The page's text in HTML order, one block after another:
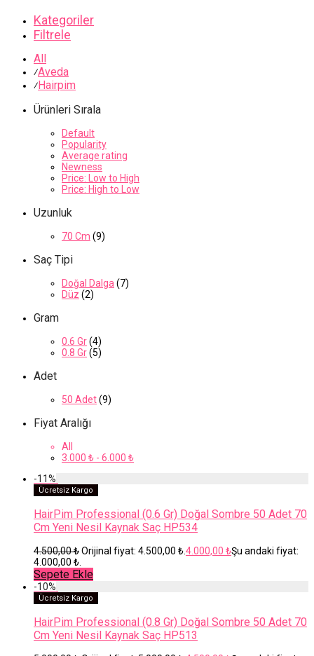
Kategoriler
Filtrele
All
⁄Aveda
⁄Hairpim
Ürünleri Sırala
Default
Popularity
Average rating
Newness
Price: Low to High
Price: High to Low
Uzunluk
70 Cm (9)
Saç Tipi
Doğal Dalga (7)
Düz (2)
Gram
0.6 Gr(4)
0.8 Gr(5)
Adet
50 Adet(9)
Fiyat Aralığı
All
3.000 ₺ - 6.000 ₺
-11%
Ücretsiz Kargo
HairPim Professional (0.6 Gr) Doğal Sombre 50 Adet 70
Cm Yeni Nesil Kaynak Saç HP534
4.500,00₺Orijinal fiyat: 4.500,00 ₺.4.000,00 ₺Şu andaki fiyat:
4.000,00 ₺.
Sepete Ekle
-10%
Ücretsiz Kargo
HairPim Professional (0.8 Gr) Doğal Sombre 50 Adet 70
Cm Yeni Nesil Kaynak Saç HP513